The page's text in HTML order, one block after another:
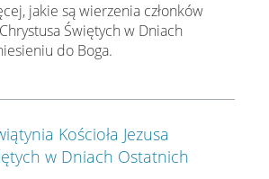
jakie są wierzenia członków
Chrystusa Świętych w Dniach
do Boga.